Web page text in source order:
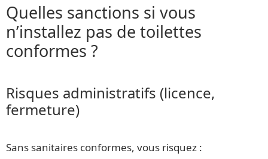
Quelles sanctions si vous
n’installez pas de toilettes
conformes ?
Risques administratifs (licence,
fermeture)
Sans sanitaires conformes, vous risquez :